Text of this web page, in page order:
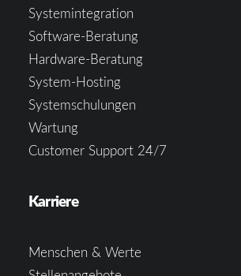
Systemintegration
Software-Beratung
Hardware-Beratung
System-Hosting
Systemschulungen
Wartung
Customer Support 24/7
Karriere
Menschen & Werte